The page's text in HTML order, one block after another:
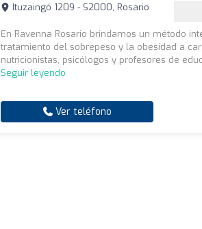
Ituzaingó 1209 - S2000, Rosario
En Ravenna Rosario brindamos un método
tratamiento del sobrepeso y la obesidad a
nutricionistas, psicólogos y profesores de
Seguir leyendo
Ver teléfono